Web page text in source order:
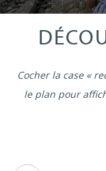
Cocher la case «
le plan pour